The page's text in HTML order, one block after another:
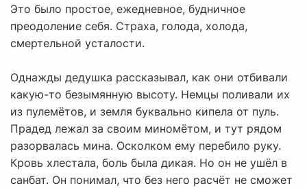
Это было простое, ежедневное, будничное
преодоление себя. Страха, голода, холода,
смертельной усталости.
Однажды дедушка рассказывал, как они отбивали
какую-то безымянную высоту. Немцы поливали их
из пулемётов, и земля буквально кипела от пуль.
Прадед лежал за своим миномётом, и тут рядом
разорвалась мина. Осколком ему перебило руку.
Кровь хлестала, боль была дикая. Но он не ушёл в
санбат. Он понимал, что без него расчёт не сможет